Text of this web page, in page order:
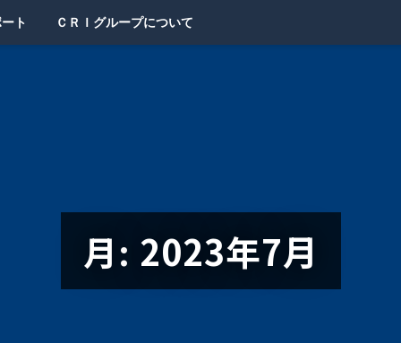
ト ＣＲＩグループについて
月: 2023年7月